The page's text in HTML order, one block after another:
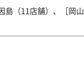
島（11店舗）、［岡山